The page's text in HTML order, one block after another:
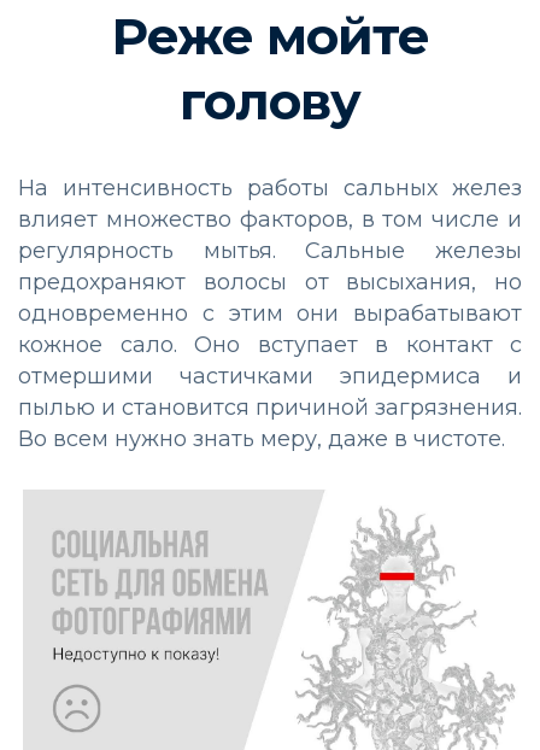
Реже мойте
голову
На интенсивность работы сальных желез
влияет множество факторов, в том числе и
регулярность мытья. Сальные железы
предохраняют волосы от высыхания, но
одновременно с этим они вырабатывают
кожное сало. Оно вступает в контакт с
отмершими частичками эпидермиса и
пылью и становится причиной загрязнения.
Во всем нужно знать меру, даже в чистоте.